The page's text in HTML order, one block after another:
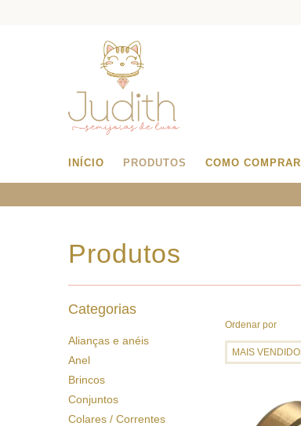
INÍCIO PRODUTOS COMO COMPRAR
Produtos
Categorias
Alianças e anéis
Anel
Brincos
Conjuntos
Colares / Correntes
Ordenar por